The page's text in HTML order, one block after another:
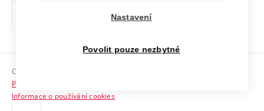
odkaz)
Sociální bezpečí
HR Award
Copyright © 2026 VUT
Prohlášení o přístupnosti
Informace o používání cookies
Nastavení
Povolit pouze nezbytné